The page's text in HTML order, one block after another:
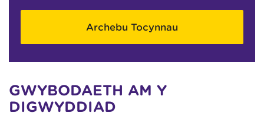
Archebu Tocynnau
GWYBODAETH AM Y
DIGWYDDIAD